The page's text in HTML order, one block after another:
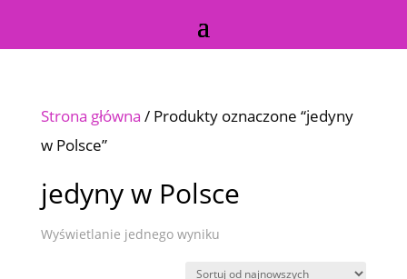
Strona główna / Produkty oznaczone “jedyny
w Polsce”
jedyny w Polsce
Wyświetlanie jednego wyniku